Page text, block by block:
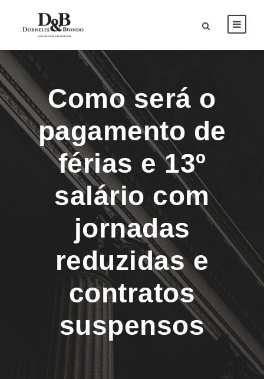
Como será o
pagamento de
férias e 13º
salário com
jornadas
reduzidas e
contratos
suspensos